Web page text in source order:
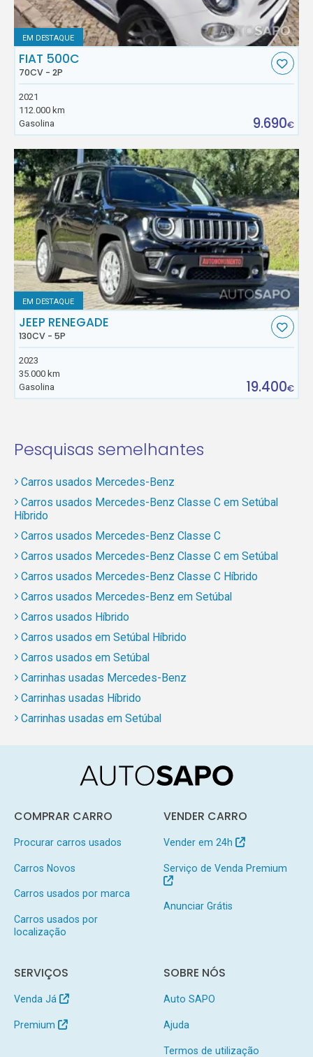
EM DESTAQUE
FIAT 500C
70CV - 2P
2021
112.000 km
Gasolina
9.690€
EM DESTAQUE
JEEP RENEGADE
130CV - 5P
2023
35.000 km
Gasolina
19.400€
Pesquisas semelhantes
Carros usados Mercedes-Benz
Carros usados Mercedes-Benz Classe C em Setúbal
Híbrido
Carros usados Mercedes-Benz Classe C
Carros usados Mercedes-Benz Classe C em Setúbal
Carros usados Mercedes-Benz Classe C Híbrido
Carros usados Mercedes-Benz em Setúbal
Carros usados Híbrido
Carros usados em Setúbal Híbrido
Carros usados em Setúbal
Carrinhas usadas Mercedes-Benz
Carrinhas usadas Híbrido
Carrinhas usadas em Setúbal
COMPRAR CARRO
Procurar carros usados
Carros Novos
Carros usados por marca
Carros usados por
localização
VENDER CARRO
Vender em 24h
Serviço de Venda Premium
Anunciar Grátis
SERVIÇOS
Venda Já
Premium
SOBRE NÓS
Auto SAPO
Ajuda
Termos de utilização